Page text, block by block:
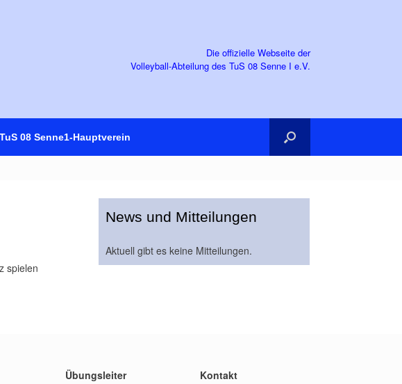
Die offizielle Webseite der
Volleyball-Abteilung des TuS 08 Senne I e.V.
TuS 08 Senne1-Hauptverein
spielen
News und Mitteilungen
Aktuell gibt es keine Mitteilungen.
Übungsleiter
Kontakt